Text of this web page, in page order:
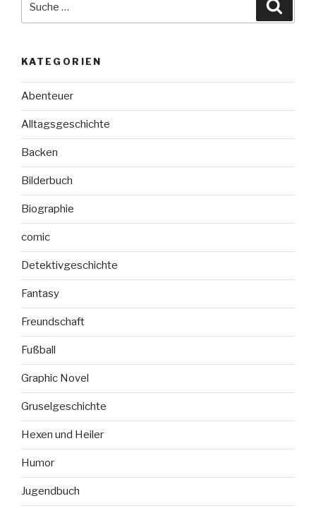
nach:
KATEGORIEN
Abenteuer
Alltagsgeschichte
Backen
Bilderbuch
Biographie
comic
Detektivgeschichte
Fantasy
Freundschaft
Fußball
Graphic Novel
Gruselgeschichte
Hexen und Heiler
Humor
Jugendbuch